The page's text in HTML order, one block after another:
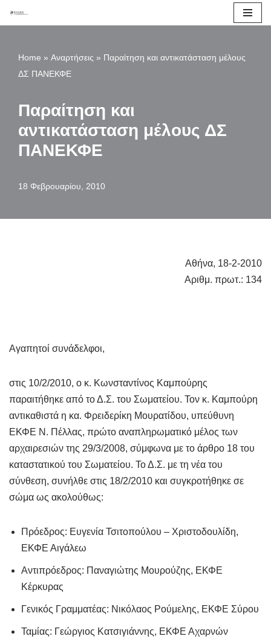
Home » Αναρτήσεις » Παραίτηση και αντικατάσταση μέλους
ΔΣ ΠΑΝΕΚΦΕ
Παραίτηση και
αντικατάσταση μέλους ΔΣ
ΠΑΝΕΚΦΕ
18 Φεβρουαρίου, 2010
Αθήνα, 18-2-2010
Αριθμ. πρωτ.: 134
Αγαπητοί συνάδελφοι,
στις 10/2/2010, ο κ. Κωνσταντίνος Καμπούρης
παραιτήθηκε από το Δ.Σ. του Σωματείου. Τον κ. Καμπούρη
αντικαθιστά η κα. Φρειδερίκη Μουρατίδου, υπεύθυνη
ΕΚΦΕ Ν. Πέλλας, πρώτο αναπληρωματικό μέλος των
αρχαιρεσιών της 29/3/2008, σύμφωνα με το άρθρο 18 του
καταστατικού του Σωματείου. Το Δ.Σ. με τη νέα του
σύνθεση, συνήλθε στις 18/2/2010 και συγκροτήθηκε σε
σώμα ως ακολούθως:
Πρόεδρος: Ευγενία Τσιτοπούλου – Χριστοδουλίδη,
ΕΚΦΕ Αιγάλεω
Αντιπρόεδρος: Παναγιώτης Μουρούζης, ΕΚΦΕ
Κέρκυρας
Γενικός Γραμματέας: Νικόλαος Ρούμελης, ΕΚΦΕ Σύρου
Ταμίας: Γεώργιος Κατσιγιάννης, ΕΚΦΕ Αχαρνών